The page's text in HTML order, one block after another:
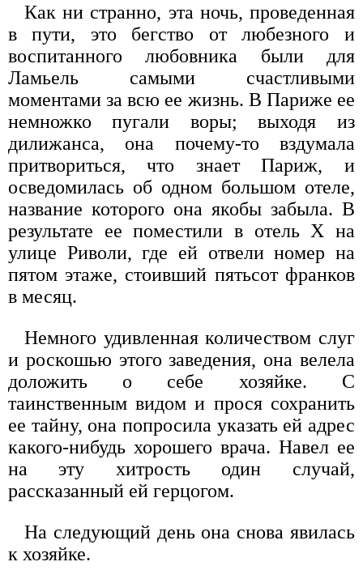
Как ни странно, эта ночь, проведенная
в пути, это бегство от любезного и
воспитанного любовника были для
Ламьель самыми счастливыми
моментами за всю ее жизнь. В Париже ее
немножко пугали воры; выходя из
дилижанса, она почему-то вздумала
притвориться, что знает Париж, и
осведомилась об одном большом отеле,
название которого она якобы забыла. В
результате ее поместили в отель X на
улице Риволи, где ей отвели номер на
пятом этаже, стоивший пятьсот франков
в месяц.
Немного удивленная количеством слуг
и роскошью этого заведения, она велела
доложить о себе хозяйке. С
таинственным видом и прося сохранить
ее тайну, она попросила указать ей адрес
какого-нибудь хорошего врача. Навел ее
на эту хитрость один случай,
рассказанный ей герцогом.
На следующий день она снова явилась
к хозяйке.